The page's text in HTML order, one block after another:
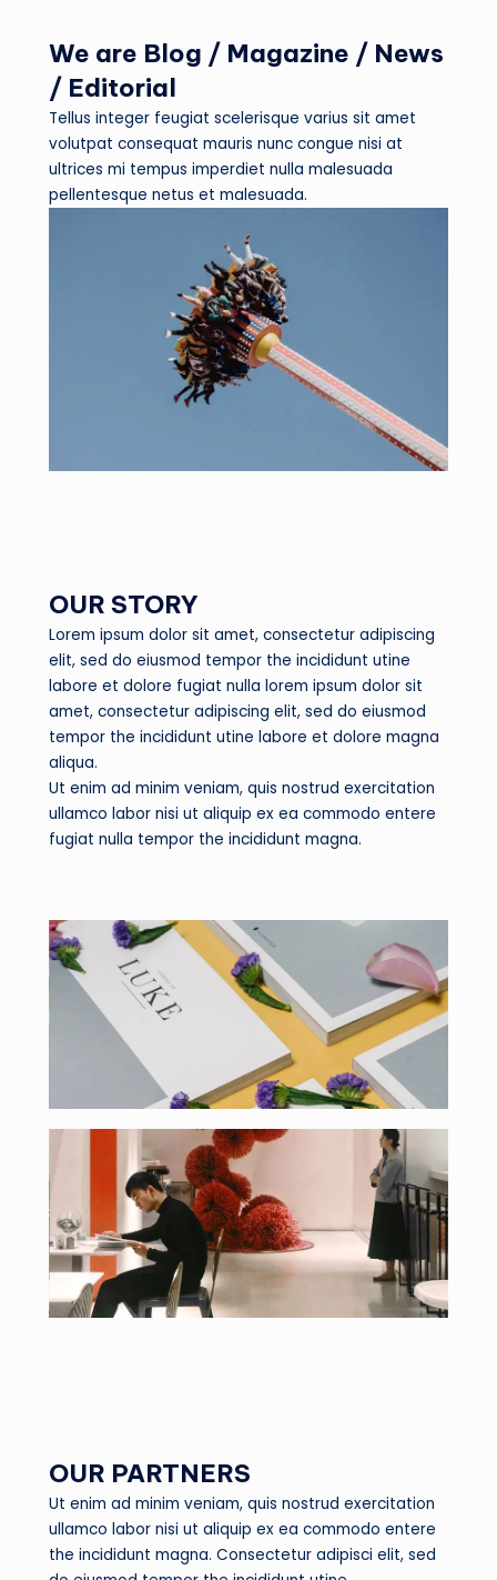
We are Blog / Magazine / News
/ Editorial
Tellus integer feugiat scelerisque varius sit amet
volutpat consequat mauris nunc congue nisi at
ultrices mi tempus imperdiet nulla malesuada
pellentesque netus et malesuada.
OUR STORY
Lorem ipsum dolor sit amet, consectetur adipiscing
elit, sed do eiusmod tempor the incididunt utine
labore et dolore fugiat nulla lorem ipsum dolor sit
amet, consectetur adipiscing elit, sed do eiusmod
tempor the incididunt utine labore et dolore magna
aliqua.
Ut enim ad minim veniam, quis nostrud exercitation
ullamco labor nisi ut aliquip ex ea commodo entere
fugiat nulla tempor the incididunt magna.
OUR PARTNERS
Ut enim ad minim veniam, quis nostrud exercitation
ullamco labor nisi ut aliquip ex ea commodo entere
the incididunt magna. Consectetur adipisci elit, sed